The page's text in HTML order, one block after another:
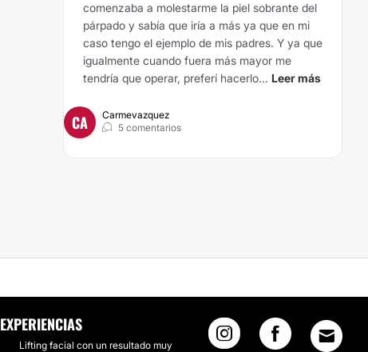
comenzaba a molestarme la piel sobrante del
párpado y sabía que iría a más ya que en mi
caso tengo el ejemplo de mis padres. Y ya que
igualmente cuando fuera más mayor me
tendría que operar, preferí hacerlo... Leer más
CA
Carmevazquez
5 comentarios
EXPERIENCIAS
Lifting facial con un resultado muy